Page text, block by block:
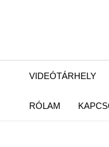
VIDEÓTÁRHELY
RÓLAM